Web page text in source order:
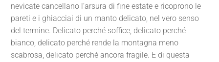
nevicate cancellano l’arsura di fine estate e ricoprono le
pareti e i ghiacciai di un manto delicato, nel vero senso
del termine. Delicato perché soffice, delicato perché
bianco, delicato perché rende la montagna meno
scabrosa, delicato perché ancora fragile. E di questa